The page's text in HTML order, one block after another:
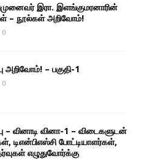
இரா. இளங்குமரனாரின்
– நூல்கள் அறிவோம்!
0
அறிவோம்! – பகுதி-1
0
– வினாடி வினா-1 – விடைகளுடன்
டிஎன்பிஎஸ்சி போட்டியாளர்கள்,
எழுதுவோர்க்கு